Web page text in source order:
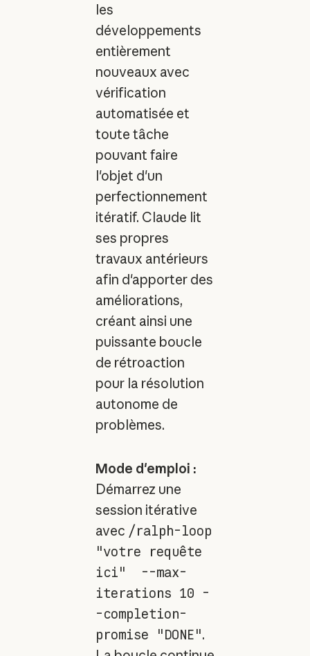
les
développements
entièrement
nouveaux avec
vérification
automatisée et
toute tâche
pouvant faire
l'objet d'un
perfectionnement
itératif. Claude lit
ses propres
travaux antérieurs
afin d'apporter des
améliorations,
créant ainsi une
puissante boucle
de rétroaction
pour la résolution
autonome de
problèmes.
Mode d'emploi :
Démarrez une
session itérative
avec /ralph-loop
"votre requête
ici" --max-
iterations 10 -
-completion-
promise "DONE".